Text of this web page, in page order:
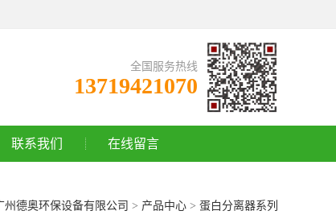
全国服务热线
13719421070
联系我们 在线留言
州德奥环保设备有限公司 > 产品中心 > 蛋白分离器系列